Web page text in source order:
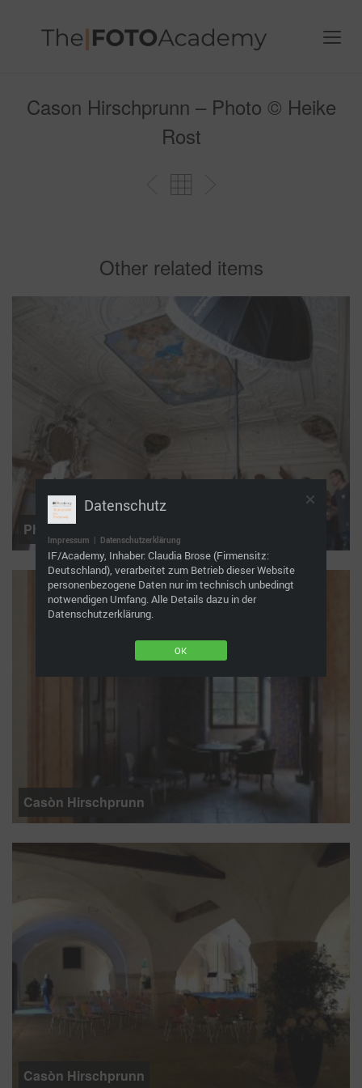
Cason Hirschprunn – Photo © Heike
Rost
Other related items
Photo © Karin Pizzinini
Casòn Hirschprunn
Casòn Hirschprunn
Datenschutz
Impressum | Datenschutzerklärung
IF/Academy, Inhaber: Claudia Brose (Firmensitz:
Deutschland), verarbeitet zum Betrieb dieser Website
personenbezogene Daten nur im technisch unbedingt
notwendigen Umfang. Alle Details dazu in der
Datenschutzerklärung.
OK